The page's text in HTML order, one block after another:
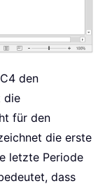
den
die
für den
die erste
letzte Periode
dass